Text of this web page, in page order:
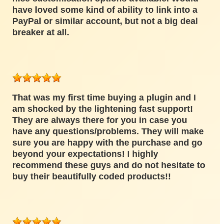
have loved some kind of ability to link into a
PayPal or similar account, but not a big deal
breaker at all.
That was my first time buying a plugin and I
am shocked by the lightening fast support!
They are always there for you in case you
have any questions/problems. They will make
sure you are happy with the purchase and go
beyond your expectations! I highly
recommend these guys and do not hesitate to
buy their beautifully coded products!!